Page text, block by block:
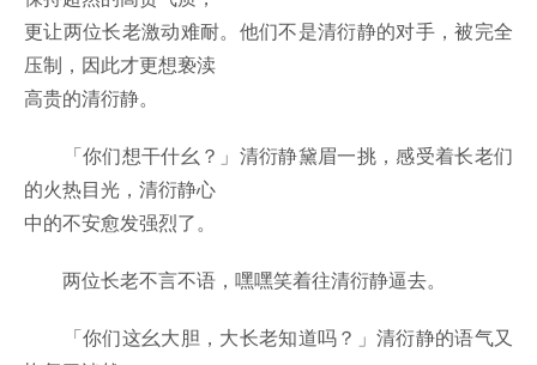
更让两位长老激动难耐。他们不是清衍静的对手，被完全
压制，因此才更想亵渎
高贵的清衍静。
「你们想干什幺？」清衍静黛眉一挑，感受着长老们
的火热目光，清衍静心
中的不安愈发强烈了。
两位长老不言不语，嘿嘿笑着往清衍静逼去。
「你们这幺大胆，大长老知道吗？」清衍静的语气又